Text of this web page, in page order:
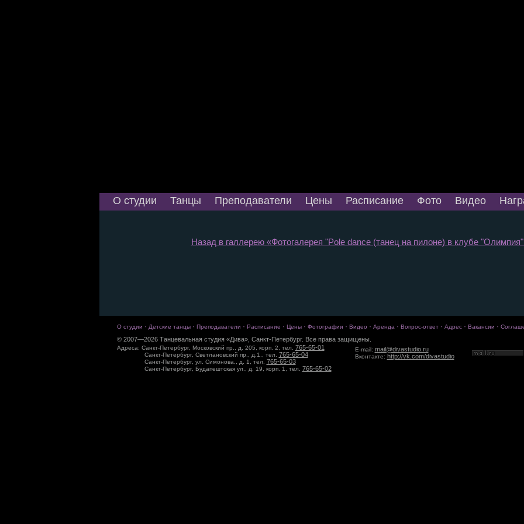
О студии Танцы Преподаватели Цены Расписание Фото Видео
Назад в галлерею «Фотогалерея "Pole dance (танец на пилоне) в клубе "Олимпия"
О студии · Детские танцы· Преподаватели · Расписание · Цены· Фотографии · Видео · Аренда· Вопрос-ответ· Адрес· Вакансии ·
© 2007—2026 Танцевальная студия «Дива», Санкт-Петербург. Все права защищены.
Адреса: Санкт-Петербург, Московский пр., д. 205, корп. 2, тел. 765-65-01
Санкт-Петербург, Светлановский пр., д.1., тел. 765-65-04
Санкт-Петербург, ул. Симонова., д. 1, тел. 765-65-03
Санкт-Петербург, Будапештская ул., д. 19, корп. 1, тел. 765-65-02
E-mail: mail@divastudio.ru
Вконтакте: http://vk.com/divastudio